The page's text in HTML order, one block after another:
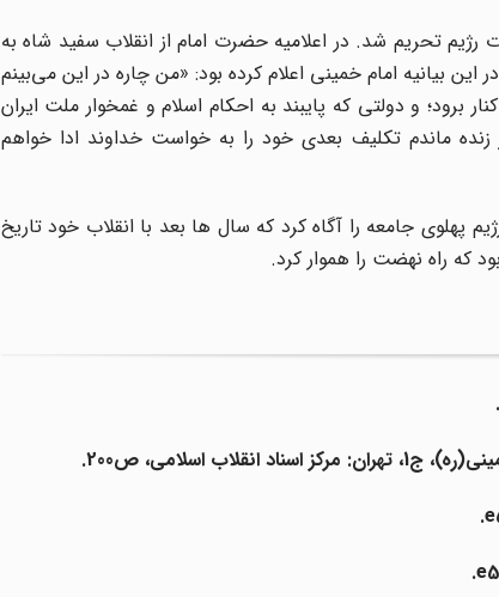
سال 1342 نیز در اعتراض به اقدامات رژیم تحریم شد. در اعلامیه حضرت امام از انقلاب سفید شاه به
بیانیه امام خمینى اعلام کرده بود: «من چاره در این مى‌بینم
برود؛ و دولتى که پایبند به احکام اسلام و غمخوار ملت ایران
‌زنده ماندم تکلیف بعدى خود را به خواست خداوند ادا خواهم
جامعه را آگاه کرد که سال ها بعد با انقلاب خود تاریخ
که راه نهضت را هموار کرد.
.
e
.
.